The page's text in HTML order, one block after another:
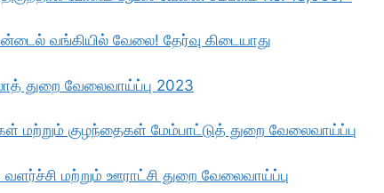
வங்கியில் வேலை! தேர்வு கிடையாது
துறை வேலைவாய்ப்பு 2023
மற்றும் குழந்தைகள் மேம்பாட்டுத் துறை வேலைவாய்ப்பு
வளர்ச்சி மற்றும் ஊராட்சி துறை வேலைவாய்ப்பு